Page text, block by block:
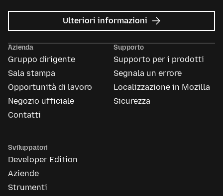
Ulteriori informazioni su
Mozilla
Azienda
Gruppo dirigente
Sala stampa
Opportunità di lavoro
Negozio ufficiale
Contatti
Supporto
Supporto per i prodotti
Segnala un errore
Localizzazione in Mozilla
Sicurezza
Sviluppatori
Developer Edition
Aziende
Strumenti